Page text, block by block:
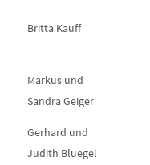
Britta Kauff
Markus und
Sandra Geiger
Gerhard und
Judith Bluegel